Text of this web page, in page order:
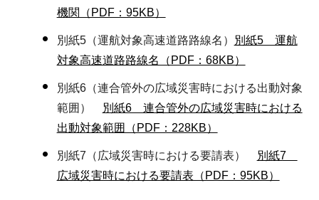
機関（PDF：95KB）
別紙5（運航対象高速道路路線名）
別紙5 運航
対象高速道路路線名（PDF：68KB）
別紙6（連合管外の広域災害時における出動対象
範囲）
別紙6 連合管外の広域災害時における
出動対象範囲（PDF：228KB）
別紙7（広域災害時における要請表）
別紙7
広域災害時における要請表（PDF：95KB）